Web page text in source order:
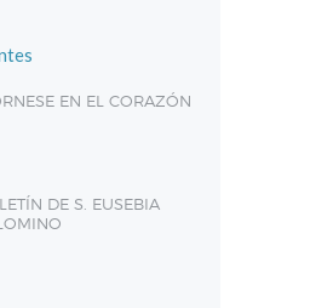
EN EL CORAZÓN
DE S. EUSEBIA